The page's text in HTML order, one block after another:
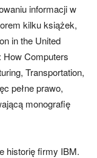
informacji w
kilku książek,
in the United
How Computers
Transportation,
pełne prawo,
monografię
historię firmy IBM.